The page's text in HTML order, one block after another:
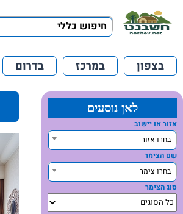
חיפוש כללי
בצפון במרכז בדרום
לאן נוסעים
אזור או יישוב
בחרו אזור
שם הצימר
בחרו צימר
סוג הצימר